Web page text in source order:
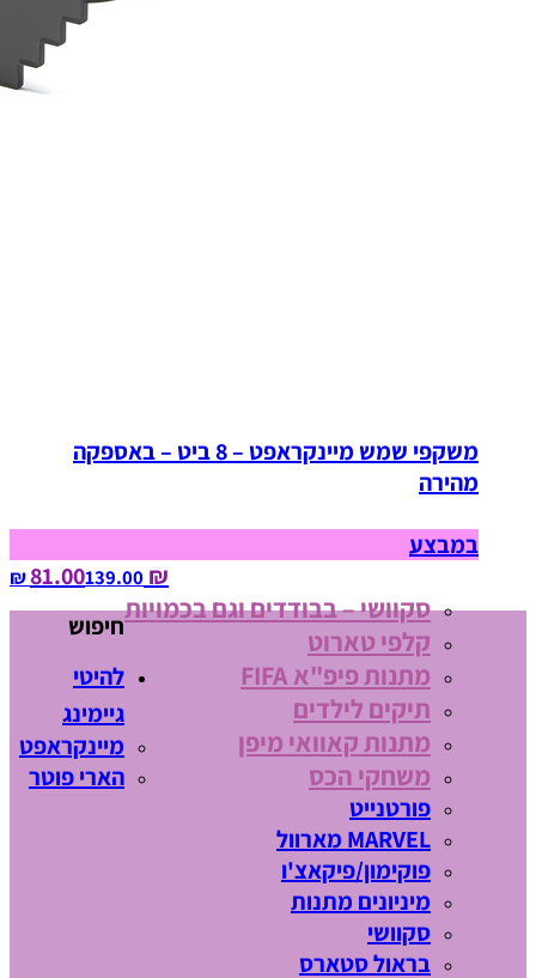
משקפי שמש מיינקראפט – 8 ביט – באספקה
מהירה
במבצע
₪ 81.00
139.00‏ ₪
סקוושי – בבודדים וגם בכמויות
קלפי טארוט
מתנות פיפ"א FIFA
תיקים לילדים
מתנות קאוואי מיפן
משחקי הכס
חיפוש
להיטי
גיימינג
מיינקראפט
הארי פוטר
פורטנייט
MARVEL מארוול
פוקימון/פיקאצ'ו
מיניונים מתנות
סקוושי
בראול סטארס